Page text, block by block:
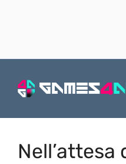
Nell’attesa